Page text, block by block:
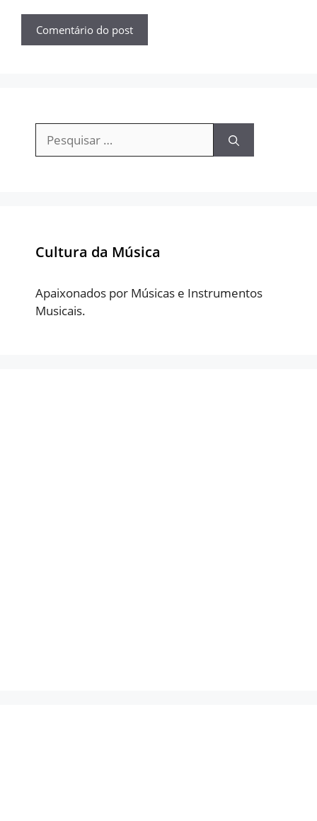
Pesquisar
por:
Cultura da Música
Apaixonados por Músicas e Instrumentos
Musicais.